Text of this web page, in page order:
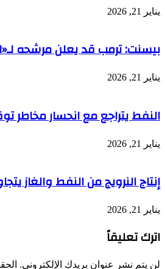
يناير 21, 2026
بيسنت: ترمب قد يعلن مرشحه
يناير 21, 2026
النفط يتراجع مع انحسار مخاطر
يناير 21, 2026
إنتاج النرويج من النفط والغاز
يناير 21, 2026
اترك تعليقاً
لن يتم نشر عنوان بريدك الإلكتروني.